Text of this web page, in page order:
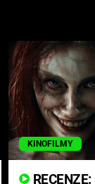
KINOFILMY